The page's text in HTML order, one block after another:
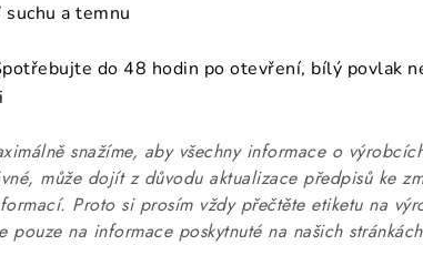
suchu a temnu
do 48 hodin po otevření, bílý povlak
snažíme, aby všechny informace o
může dojít z důvodu aktualizace předpisů ke
Proto si prosím vždy přečtěte etiketu na
pouze na informace poskytnuté na našich